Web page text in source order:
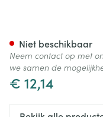
€ 12,14
Niet beschikbaar
Neem contact op met
we samen de